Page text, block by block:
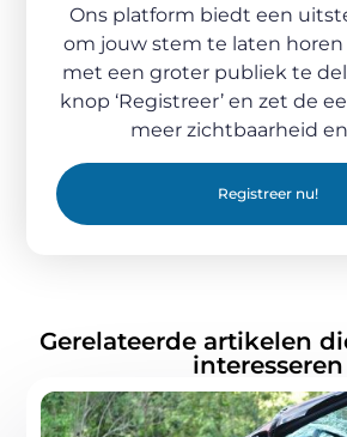
Ons platform biedt een
om jouw stem te laten
met een groter publiek te
knop ‘Registreer’ en zet de
meer zichtbaarheid
Registreer nu!
Gerelateerde artikelen
interesseren